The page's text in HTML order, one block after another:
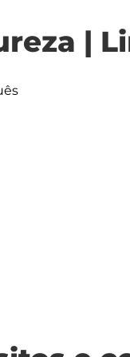
|